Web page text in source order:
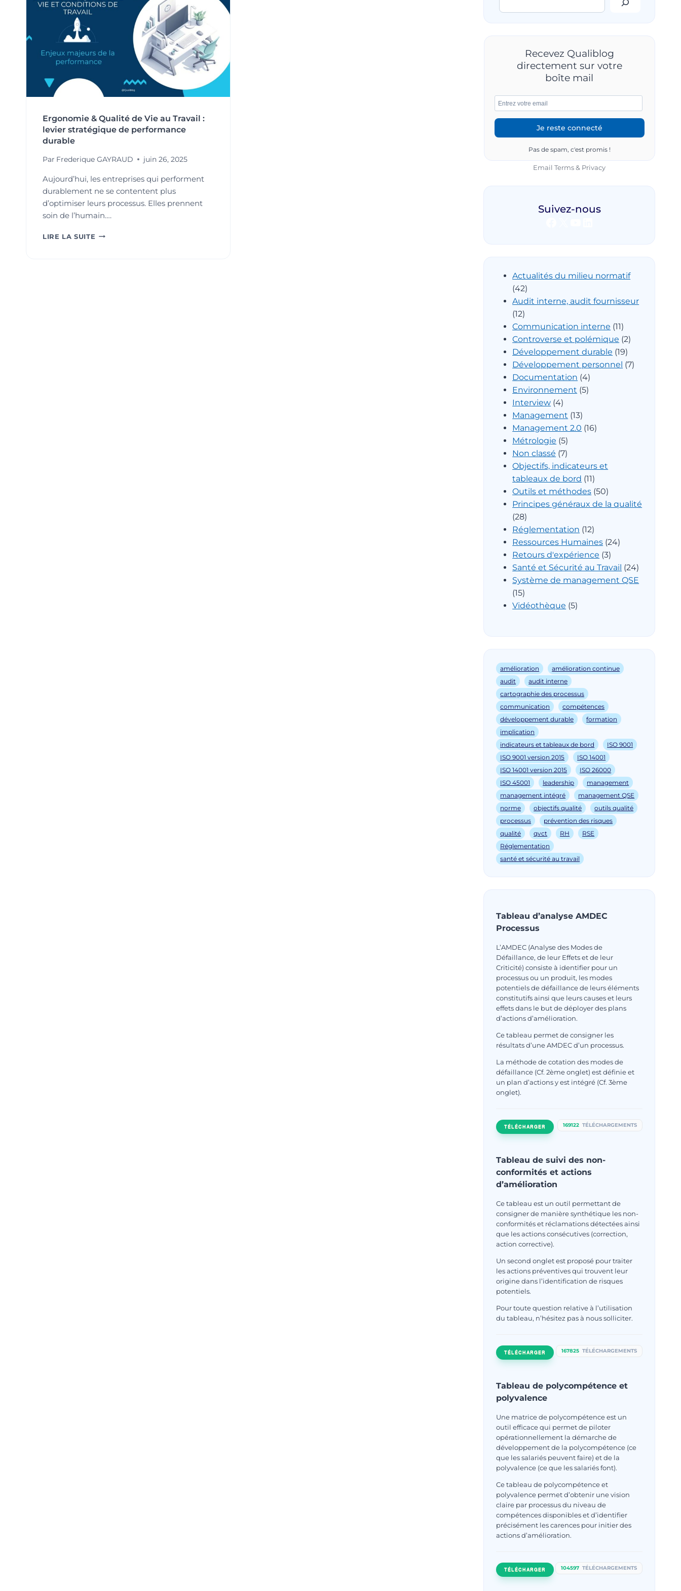
Ergonomie & Qualité de Vie au Travail :
levier stratégique de performance
durable
Par Frederique GAYRAUD juin 26, 2025
Aujourd’hui, les entreprises qui performent
durablement ne se contentent plus
d’optimiser leurs processus. Elles prennent
soin de l’humain….
LIRE LA SUITE ERGONOMIE
Recevez Qualiblog
directement sur votre
boîte mail
Pas de spam, c'est promis !
EmailTerms & Privacy
Suivez-nous
Actualités du milieu normatif
(42)
Audit interne, audit fournisseur
(12)
Communication interne (11)
Controverse et polémique (2)
Développement durable (19)
Développement personnel (7)
Documentation (4)
Environnement (5)
Interview (4)
Management (13)
Management 2.0 (16)
Métrologie (5)
Non classé (7)
Objectifs, indicateurs et
tableaux de bord (11)
Outils et méthodes (50)
Principes généraux de la qualité
(28)
Réglementation (12)
Ressources Humaines (24)
Retours d'expérience (3)
Santé et Sécurité au Travail (24)
Système de management QSE
(15)
Vidéothèque (5)
amélioration
amélioration continue
audit
audit interne
cartographie des processus
communication
compétences
développement durable
formation
implication
indicateurs et tableaux de bord
ISO 9001
ISO 9001 version 2015
ISO 14001
ISO 14001 version 2015
ISO 26000
ISO 45001
leadership
management
management intégré
management QSE
norme
objectifs qualité
outils qualité
processus
prévention des risques
qualité
qvct RH
RSE
Réglementation
santé et sécurité au travail
Tableau d’analyse AMDEC
Processus
L’AMDEC (Analyse des Modes de
Défaillance, de leur Effets et de leur
Criticité) consiste à identifier pour un
processus ou un produit, les modes
potentiels de défaillance de leurs éléments
constitutifs ainsi que leurs causes et leurs
effets dans le but de déployer des plans
d’actions d’amélioration.
Ce tableau permet de consigner les
résultats d’une AMDEC d’un processus.
La méthode de cotation des modes de
défaillance (Cf. 2ème onglet) est définie et
un plan d’actions y est intégré (Cf. 3ème
onglet).
TÉLÉCHARGER 169122 TÉLÉCHARGEMENTS
Tableau de suivi des non-
conformités et actions
d’amélioration
Ce tableau est un outil permettant de
consigner de manière synthétique les non-
conformités et réclamations détectées ainsi
que les actions consécutives (correction,
action corrective).
Un second onglet est proposé pour traiter
les actions préventives qui trouvent leur
origine dans l’identification de risques
potentiels.
Pour toute question relative à l’utilisation
du tableau, n’hésitez pas à nous solliciter.
TÉLÉCHARGER 167825 TÉLÉCHARGEMENTS
Tableau de polycompétence et
polyvalence
Une matrice de polycompétence est un
outil efficace qui permet de piloter
opérationnellement la démarche de
développement de la polycompétence (ce
que les salariés peuvent faire) et de la
polyvalence (ce que les salariés font).
Ce tableau de polycompétence et
polyvalence permet d’obtenir une vision
claire par processus du niveau de
compétences disponibles et d’identifier
précisément les carences pour initier des
actions d’amélioration.
TÉLÉCHARGER 104597 TÉLÉCHARGEMENTS